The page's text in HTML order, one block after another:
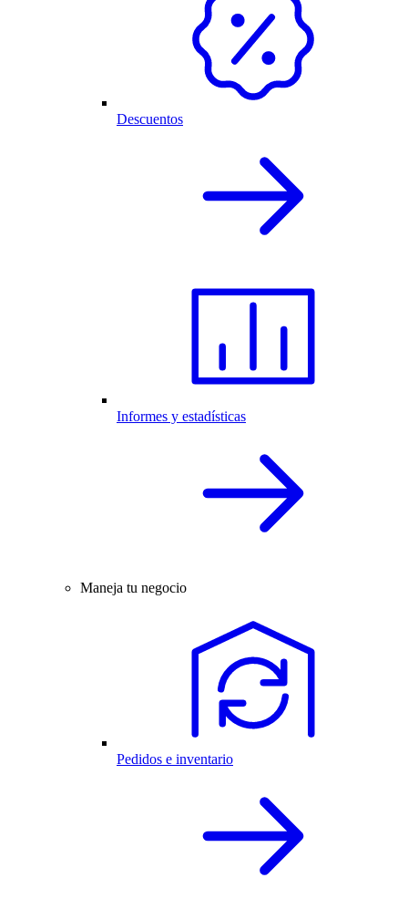
Descuentos
Informes y estadísticas
Maneja tu negocio
Pedidos e inventario